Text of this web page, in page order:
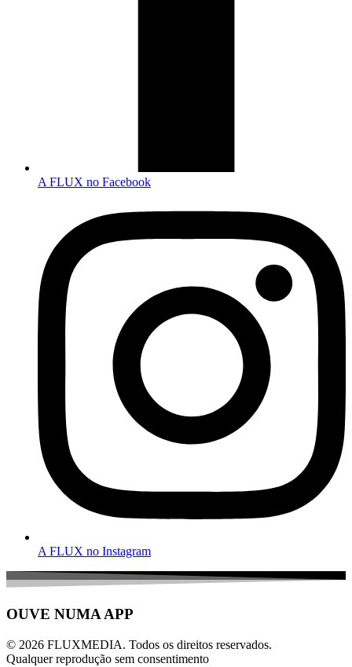
A FLUX no Facebook
A FLUX no Instagram
OUVE NUMA APP
© 2026 FLUXMEDIA. Todos os direitos reservados.
Qualquer reprodução sem consentimento